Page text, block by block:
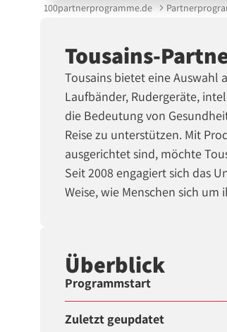
100partnerprogramme.de
Tousains-
Tousains bietet eine Auswahl
Laufbänder, Rudergeräte,
die Bedeutung von
Reise zu unterstützen. Mit
ausgerichtet sind, möchte
Seit 2008 engagiert sich das
Weise, wie Menschen sich
Überblick
Programmstart
Zuletzt geupdatet